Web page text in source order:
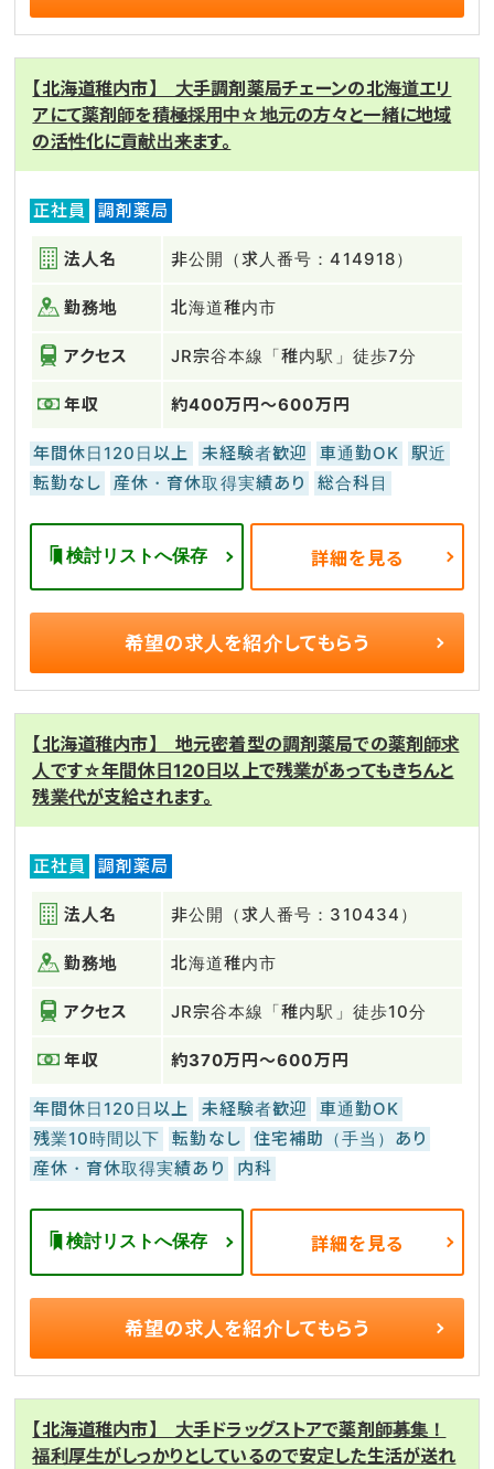
【北海道稚内市】 大手調剤薬局チェーンの北海道エリ
アにて薬剤師を積極採用中☆地元の方々と一緒に地域
の活性化に貢献出来ます。
正社員 調剤薬局
法人名 非公開（求人番号：414918）
勤務地 北海道稚内市
アクセス JR宗谷本線「稚内駅」徒歩7分
年収 約400万円～600万円
年間休日120日以上 未経験者歓迎 車通勤OK
駅近
転勤なし
産休・育休取得実績あり 総合科目
検討リストへ保存 詳細を見る
希望の求人を紹介してもらう
【北海道稚内市】 地元密着型の調剤薬局での薬剤師求
人です☆年間休日120日以上で残業があってもきちんと
残業代が支給されます。
正社員 調剤薬局
法人名 非公開（求人番号：310434）
勤務地 北海道稚内市
アクセス JR宗谷本線「稚内駅」徒歩10分
年収 約370万円～600万円
年間休日120日以上 未経験者歓迎
車通勤OK
残業10時間以下
転勤なし
住宅補助（手当）あり
産休・育休取得実績あり
内科
検討リストへ保存 詳細を見る
希望の求人を紹介してもらう
【北海道稚内市】 大手ドラッグストアで薬剤師募集！
福利厚生がしっかりとしているので安定した生活が送れ